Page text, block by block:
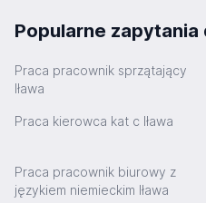
Popularne zapytania
Praca pracownik sprzątający
Iława
Praca kierowca kat c Iława
Praca pracownik biurowy z
językiem niemieckim Iława